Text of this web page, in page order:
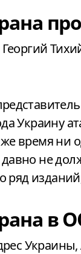
Украину
время ни
давно не
ряд
в